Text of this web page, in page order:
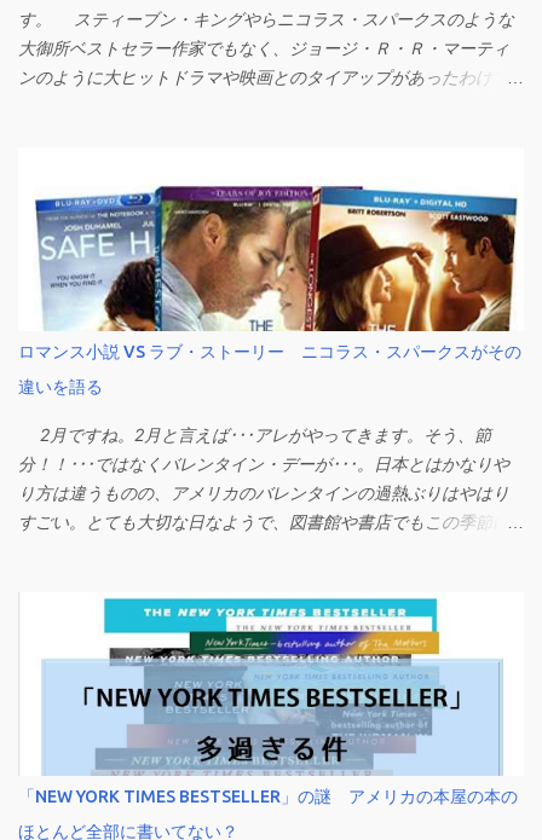
ステリー作家たちが、優秀なミステリー小説を選んで授与する
賞。毎年、前年に英語で出版されたミステリー小説の中で審査員
の投票によって選ばれます。審査員は9-10人、その年の審査員を
品の発表は毎年4月で、第77回目となる今年は4月27日だそうで
す。 2023年エドガー賞長編小説賞ノミネート作品 今年は以下
の6作品が長編小説賞にノミネートされています。5作品の年もあ
るんですよね。今年は、投票で上位5位までの中に同点があったの
かしら。 それでは、著者のラストネームのアルファベット順に
ご紹介。 1)『Devil House』(John Darnielle) アメリカ人作家ジ
ョン・ダーニエルによる作品。この方は、音楽に詳しい方からす
ると「小説家」というより「ミュージシャン」「バンドのフロン
ドを率いてミュージシャンとして活躍するかたわら、ひっそりと
小説も発表していて、今作が長編三作目...
す。 スティーブン・キングやらニコラス・スパークスのような
大御所ベストセラー作家でもなく、ジョージ・Ｒ・Ｒ・マーティ
ンのように大ヒットドラマや映画とのタイアップがあったわけで
以下のベストセラーランキングをご覧下さい。 いずれも2022
年9月最終週～10月初週集計。米アマゾンとニューヨーク・タイム
ズ紙のフィクション小説部門のベスト１０です。 タイトルは違
えど、ベスト10のうち4冊が同じ作家による本です。そう、コリー
ン・フーヴァー!！ アマゾンのほうには、まだ発売されていない
新刊まで入っていますね。予約だけでトップ10入りしてしまって
いるという･･･。 しかも、これ、既にちょっと古い話題という
か、昨日今日こうなったというわけじゃないんですよ。なんかコ
リーン・フーヴァーさん、ここ２，３年ずっとベストセラーチャ
ートの常連です。ただ、今年に入ってからあまりにもチャート独
占がすごいので、多くのメディアで取り上げられたり、本に普段
あまり興味が無いような一般大衆にもその名がどんどん浸透して
と（NPD Bookscanによるデータ）。しかも、新刊ですらなく、
出てから数年経った作品がランクを上げてきたり、今までの本の
売れ方とかなり違うそうです。異常ともいえるスピード、勢い、
持続力です。 すごいのが、この売れ方にまったく衰える気配が
無いということ。作品のいくつかは映画化が決定しているし、こ
のまま当分はコリーン・フーヴァー人気は過熱していきそうな感
じです。 コリーン・フーヴァーさんって誰 いきなりアメリカ出
版界のベストセラー量産作家になった感のあるコリーン・フーヴ
ァー。意外とキャリアは長く、デビューは2012年。ここ10年の間
ロマンス小説 VS ラブ・ストーリー ニコラス・スパークスがその
違いを語る
2月ですね。2月と言えば･･･アレがやってきます。そう、節
分！！･･･ではなくバレンタイン・デーが･･･。日本とはかなりや
り方は違うものの、アメリカのバレンタインの過熱ぶりはやはり
すごい。とても大切な日なようで、図書館や書店でもこの季節に
ば、アメリカでは、アメリカが誇る（？）ラブな小説家、ニコラ
ス・スパークスです。 誰それ？という方でも、『メッセー
ジ・イン・ア・ボトル』『きみに読む物語』『ウォーク・トゥ・
リメンバー』『親愛なるきみへ』『ラスト・ソング』『ロンゲス
ト・ライド』･･･などの映画名は、耳にしたり聞いたりしたことが
あるのでは。そうです、すべてニコラス・スパークスが原作で
す。出した小説の半分くらいがメジャースタジオでハリウッドのA
リストセレブ出演陣で映画化され、本からも映画からもガッポガ
「NEW YORK TIMES BESTSELLER」の謎 アメリカの本屋の本の
ほとんど全部に書いてない？